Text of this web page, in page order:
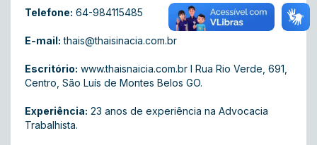
Telefone: 64-984115485
E-mail: thais@thaisinacia.com.br
Escritório: www.thaisnaicia.com.br I Rua Rio Verde, 691,
Centro, São Luís de Montes Belos GO.
Experiência: 23 anos de experiência na Advocacia
Trabalhista.